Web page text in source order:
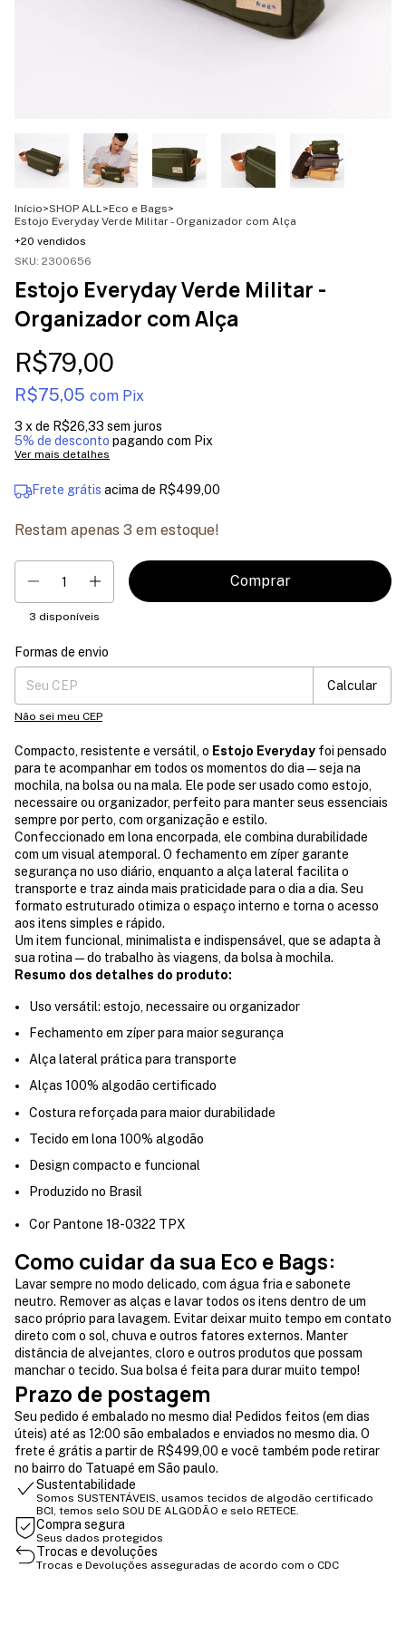
Início>SHOP ALL>Eco e Bags>
Estojo Everyday Verde Militar - Organizador com Alça
+20 vendidos
SKU: 2300656
Estojo Everyday Verde Militar -
Organizador com Alça
R$79,00
R$75,05 com Pix
3 x de R$26,33 sem juros
5% de desconto pagando com Pix
Ver mais detalhes
Frete grátis acima de R$499,00
Restam apenas 3 em estoque!
3 disponíveis
Entregas para o CEP:
Formas de envio
Calcular
Não sei meu CEP
Compacto, resistente e versátil, o Estojo Everyday foi pensado
para te acompanhar em todos os momentos do dia — seja na
mochila, na bolsa ou na mala. Ele pode ser usado como estojo,
necessaire ou organizador, perfeito para manter seus essenciais
sempre por perto, com organização e estilo.
Confeccionado em lona encorpada, ele combina durabilidade
com um visual atemporal. O fechamento em zíper garante
segurança no uso diário, enquanto a alça lateral facilita o
transporte e traz ainda mais praticidade para o dia a dia. Seu
formato estruturado otimiza o espaço interno e torna o acesso
aos itens simples e rápido.
Um item funcional, minimalista e indispensável, que se adapta à
sua rotina — do trabalho às viagens, da bolsa à mochila.
Resumo dos detalhes do produto:
Uso versátil: estojo, necessaire ou organizador
Fechamento em zíper para maior segurança
Alça lateral prática para transporte
Alças 100% algodão certificado
Costura reforçada para maior durabilidade
Tecido em lona 100% algodão
Design compacto e funcional
Produzido no Brasil
Cor Pantone 18-0322 TPX
Como cuidar da sua Eco e Bags:
Lavar sempre no modo delicado, com água fria e sabonete
neutro. Remover as alças e lavar todos os itens dentro de um
saco próprio para lavagem. Evitar deixar muito tempo em contato
direto com o sol, chuva e outros fatores externos. Manter
distância de alvejantes, cloro e outros produtos que possam
manchar o tecido. Sua bolsa é feita para durar muito tempo!
Prazo de postagem
Seu pedido é embalado no mesmo dia! Pedidos feitos (em dias
úteis) até as 12:00 são embalados e enviados no mesmo dia. O
frete é grátis a partir de R$499,00 e você também pode retirar
no bairro do Tatuapé em São paulo.
Sustentabilidade
Somos SUSTENTÁVEIS, usamos tecidos de algodão certificado
BCI, temos selo SOU DE ALGODÃO e selo RETECE.
Compra segura
Seus dados protegidos
Trocas e devoluções
Trocas e Devoluções asseguradas de acordo com o CDC